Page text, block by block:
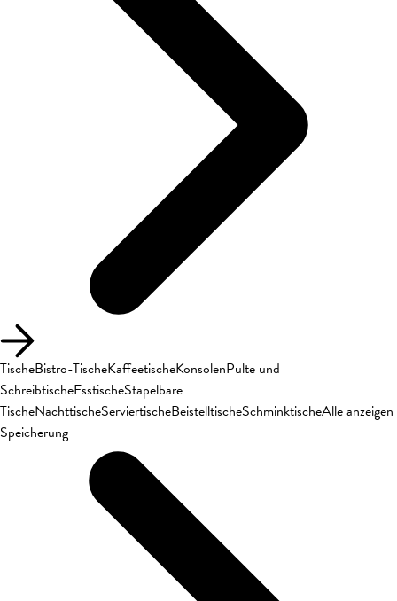
TischeBistro-TischeKaffeetischeKonsolenPulte und
SchreibtischeEsstischeStapelbare
TischeNachttischeServiertischeBeistelltischeSchminktischeAlle anzeigen
Speicherung